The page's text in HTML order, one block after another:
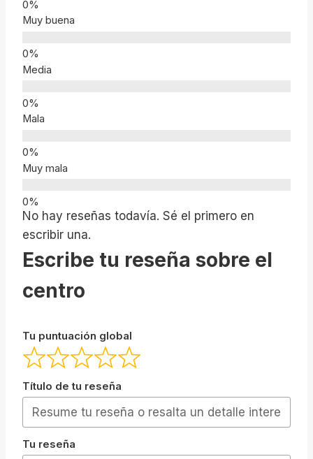
Muy buena
Media
Mala
Muy mala
No hay reseñas todavía. Sé el primero en
escribir una.
Escribe tu reseña sobre el
centro
Tu puntuación global
Título de tu reseña
Tu reseña